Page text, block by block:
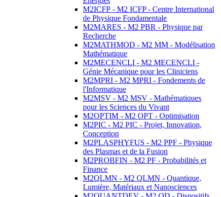
M2ICFP - M2 ICFP - Centre International
de Physique Fondamentale
M2MARES - M2 PBR - Physique par
Recherche
M2MATHMOD - M2 MM - Modélisation
Mathématique
M2MECENCLI - M2 MECENCLI -
Génie Mécanique pour les Cliniciens
M2MPRI - M2 MPRI - Fondements de
l'Informatique
M2MSV - M2 MSV - Mathématiques
pour les Sciences du Vivant
M2OPTIM - M2 OPT - Optimisation
M2PIC - M2 PIC - Projet, Innovation,
Conception
M2PLASPHYFUS - M2 PPF - Physique
des Plasmas et de la Fusion
M2PROBFIN - M2 PF - Probabilités et
Finance
M2QLMN - M2 QLMN - Quantique,
Lumière, Matériaux et Nanosciences